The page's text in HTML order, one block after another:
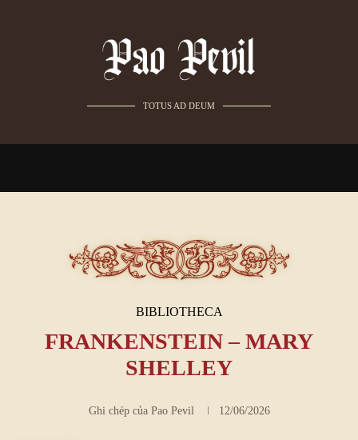
TOTUS AD DEUM
BIBLIOTHECA
FRANKENSTEIN – MARY
SHELLEY
Ghi chép của Pao Pevil 12/06/2026